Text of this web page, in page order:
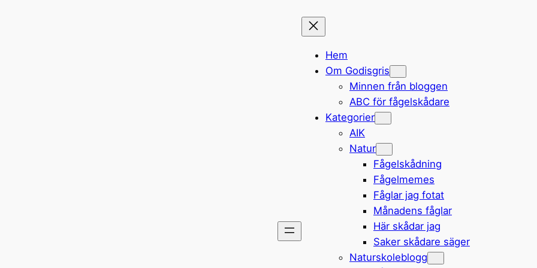
Hem
Om Godisgris
Minnen från bloggen
ABC för fågelskådare
Kategorier
AIK
Natur
Fågelskådning
Fågelmemes
Fåglar jag fotat
Månadens fåglar
Här skådar jag
Saker skådare säger
Naturskoleblogg